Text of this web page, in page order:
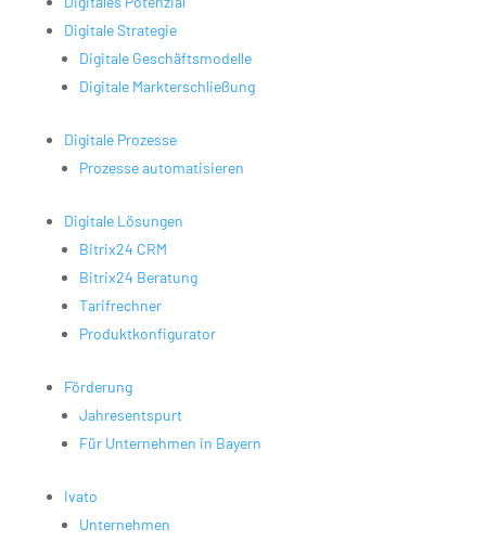
Digitale Strategie
Digitale Geschäftsmodelle
Digitale Markterschließung
Digitale Prozesse
Prozesse automatisieren
Digitale Lösungen
Bitrix24 CRM
Bitrix24 Beratung
Tarifrechner
Produktkonfigurator
Förderung
Jahresentspurt
Für Unternehmen in Bayern
Ivato
Unternehmen